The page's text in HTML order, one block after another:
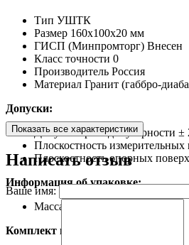
Тип УШТК
Размер 160х100х20 мм
ГИСП (Минпромторг) Внесен
Класс точности 0
Производитель Россия
Материал Гранит (габбро-
Допуски:
Допуск перпендикулярности ±
Плоскостность измерительных
Плоскостность опорных
Информация об упаковке:
Масса, не более
Комплект поставки:
Показать все характеристики
Написать отзыв
Ваше имя: